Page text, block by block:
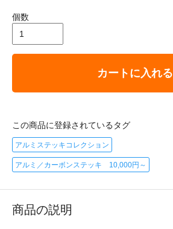
個数
カートに入れる
この商品に登録されているタグ
アルミステッキコレクション
アルミ／カーボンステッキ 10,000円～
商品の説明